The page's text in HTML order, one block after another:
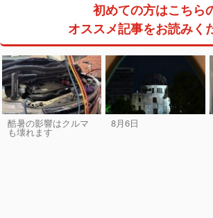
初めての方はこちら
オススメ記事をお読みく
酷暑の影響はクルマ
も壊れます
8月6日